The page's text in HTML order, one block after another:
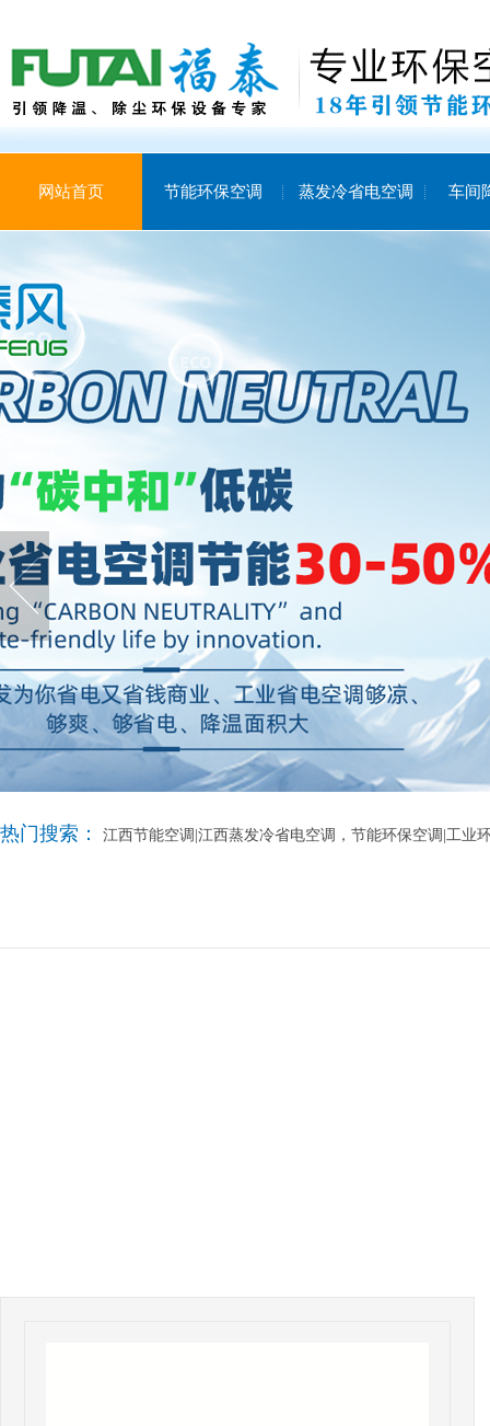
网站首页 节能环保空调 蒸发冷省电空调 车间
热门搜索： 江西节能空调|江西蒸发冷省电空调，节能环保空调|工业